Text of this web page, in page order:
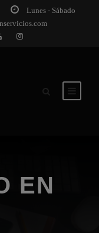
Lunes - Sábado
EN